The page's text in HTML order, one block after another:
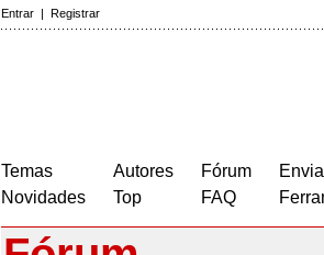
Entrar | Registrar
Temas
Novidades
Autores
Top
Fórum
FAQ